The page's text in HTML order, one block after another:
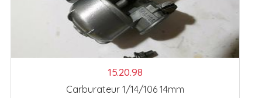
15.20.98
Carburateur 1/14/106 14mm